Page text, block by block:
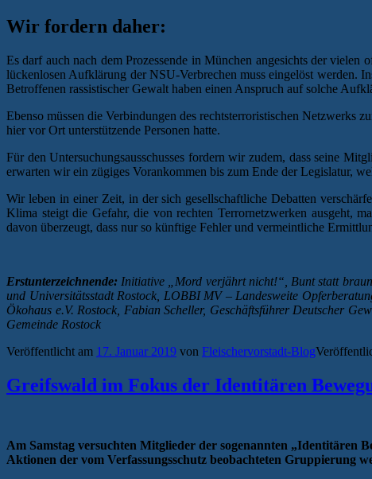
Wir fordern daher:
Es darf auch nach dem Prozessende in München angesichts der
lückenlosen Aufklärung der NSU-Verbrechen muss eingelöst werden.
Betroffenen rassistischer Gewalt haben einen Anspruch auf solche
Ebenso müssen die Verbindungen des rechtsterroristischen
hier vor Ort unterstützende Personen hatte.
Für den Untersuchungsausschusses fordern wir zudem, dass seine
erwarten wir ein zügiges Vorankommen bis zum Ende der Legislatur,
Wir leben in einer Zeit, in der sich gesellschaftliche Debatten
Klima steigt die Gefahr, die von rechten Terrornetzwerken ausgeht,
davon überzeugt, dass nur so künftige Fehler und vermeintliche
Erstunterzeichnende: Initiative „Mord verjährt nicht!“, Bunt statt
und Universitätsstadt Rostock, LOBBI MV – Landesweite
Ökohaus e.V. Rostock, Fabian Scheller, Geschäftsführer Deutscher
Gemeinde Rostock
Veröffentlicht am 17. Januar 2019 von Fleischervorstadt-Blog
Greifswald im Fokus der Identitären
Am Samstag versuchten Mitglieder der sogenannten „Identitären
Aktionen der vom Verfassungsschutz beobachteten Gruppierung